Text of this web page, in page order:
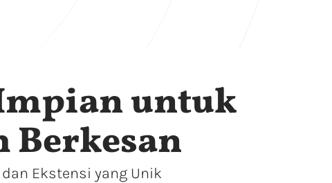
untuk
Berkesan
Ekstensi yang Unik